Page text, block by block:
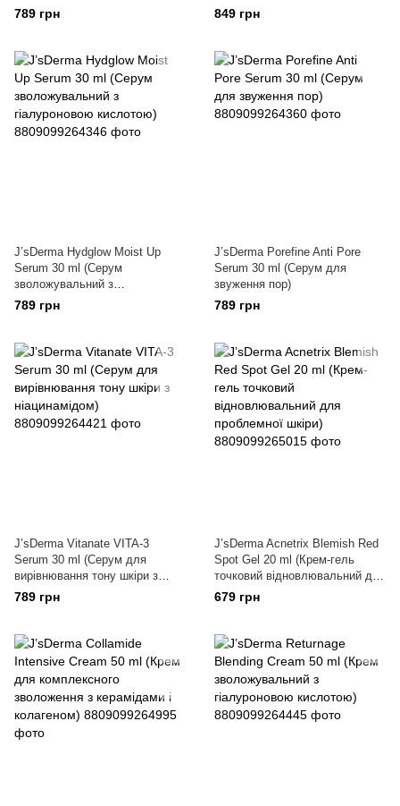
цинком)
789 грн
керамідами і колагеном)
849 грн
J’sDerma Hydglow Moist Up
Serum 30 ml (Серум
зволожувальний з
гіалуроновою кислотою)
789 грн
J’sDerma Porefine Anti Pore
Serum 30 ml (Серум для
звуження пор)
789 грн
J’sDerma Vitanate VITA-3
Serum 30 ml (Серум для
вирівнювання тону шкіри з
ніацинамідом)
789 грн
J’sDerma Acnetrix Blemish Red
Spot Gel 20 ml (Крем-гель
точковий відновлювальний для
проблемної шкіри)
679 грн